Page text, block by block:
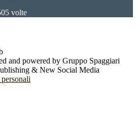
volte
and powered by Gruppo Spaggiari
& New Social Media